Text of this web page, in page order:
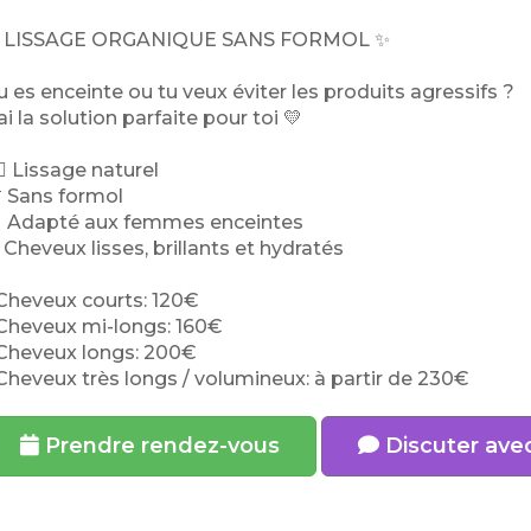
LISSAGE ORGANIQUE SANS FORMOL ✨
es enceinte ou tu veux éviter les produits agressifs ?
la solution parfaite pour toi 💛
Lissage naturel
Sans formol
Adapté aux femmes enceintes
Cheveux lisses, brillants et hydratés
courts: 120€
mi-longs: 160€
longs: 200€
très longs / volumineux: à partir de 230€
Prendre rendez-vous Discuter